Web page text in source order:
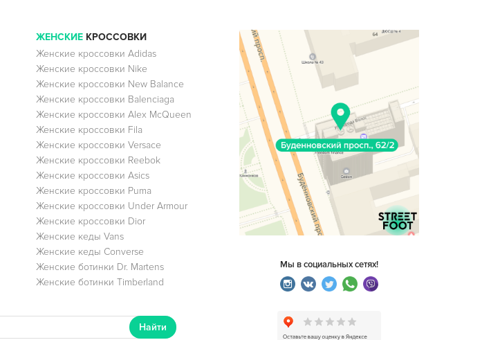
ЖЕНСКИЕКРОССОВКИ
Женские кроссовки Adidas
Женские кроссовки Nike
Женские кроссовки New Balance
Женские кроссовки Balenciaga
Женские кроссовки Alex McQueen
Женские кроссовки Fila
Женские кроссовки Versace
Женские кроссовки Reebok
Женские кроссовки Asics
Женские кроссовки Puma
Женские кроссовки Under Armour
Женские кроссовки Dior
Женские кеды Vans
Женские кеды Converse
Женские ботинки Dr. Martens
Женские ботинки Timberland
Найти
Мы в социальных сетях!